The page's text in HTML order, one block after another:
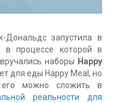
Дональдс запустила в
в процессе которой в
наборы Happy
для еды Happy Meal, но
можно сложить в
реальности для